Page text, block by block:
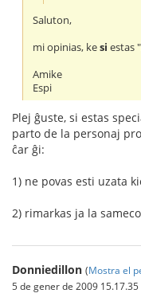
Saluton,
mi opinias, kesi estas
Amike
Espi
Plej ĝuste, si estas
parto de la personaj
ĉar ĝi:
1) ne povas esti uzata
2) rimarkas ja la
Donniedillon (Mostra el
5 de gener de 2009 15.17.35